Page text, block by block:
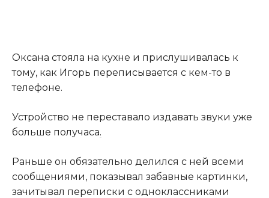
Оксана стояла на кухне и прислушивалась к
тому, как Игорь переписывается с кем-то в
телефоне.
Устройство не переставало издавать звуки уже
больше получаса.
Раньше он обязательно делился с ней всеми
сообщениями, показывал забавные картинки,
зачитывал переписки с одноклассниками